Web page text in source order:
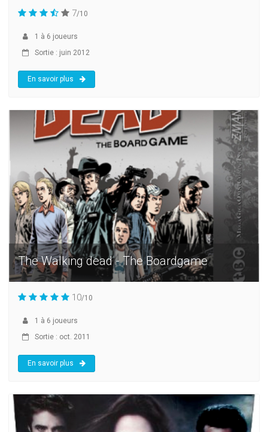
7/10
1 à 6 joueurs
Sortie : juin 2012
En savoir plus
The Walking dead - The Boardgame
10/10
1 à 6 joueurs
Sortie : oct. 2011
En savoir plus